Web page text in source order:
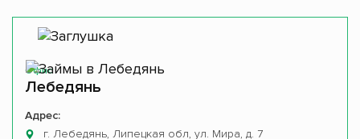
Офис
Лебедянь
Адрес:
г. Лебедянь, Липецкая обл, ул. Мира, д. 7